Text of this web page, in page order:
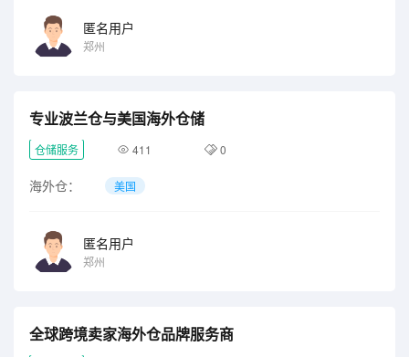
匿名用户
郑州
专业波兰仓与美国海外仓储
仓储服务 411 0
海外仓： 美国
匿名用户
郑州
全球跨境卖家海外仓品牌服务商